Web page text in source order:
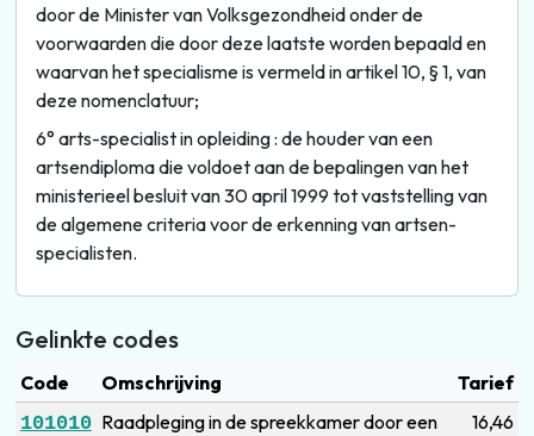
door de Minister van Volksgezondheid onder de
voorwaarden die door deze laatste worden bepaald en
waarvan het specialisme is vermeld in artikel 10, § 1, van
deze nomenclatuur;
6° arts-specialist in opleiding : de houder van een
artsendiploma die voldoet aan de bepalingen van het
ministerieel besluit van 30 april 1999 tot vaststelling van
de algemene criteria voor de erkenning van artsen-
specialisten.
Gelinkte codes
Code Omschrijving Tarief
101010 Raadpleging in de spreekkamer door een
16,46